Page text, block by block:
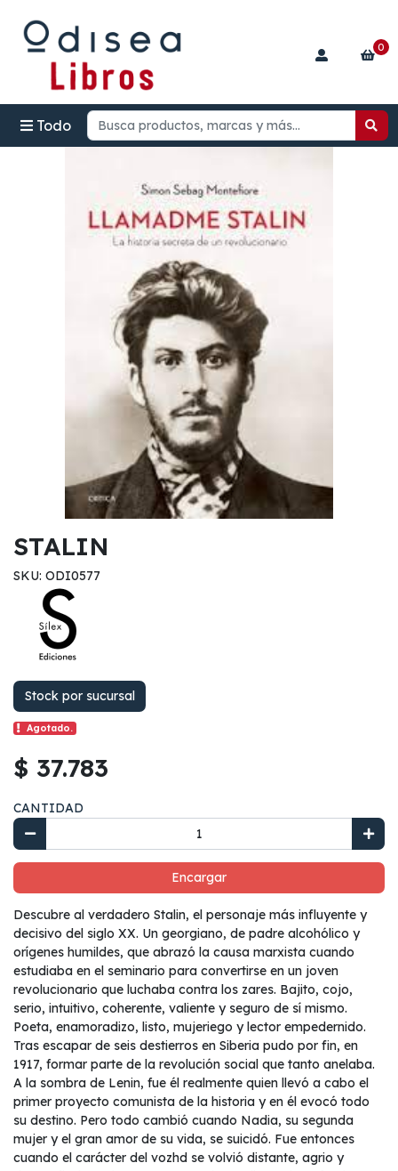
Todo
0
STALIN
SKU: ODI0577
Stock por sucursal
Agotado.
$ 37.783
CANTIDAD
Encargar
Descubre al verdadero Stalin, el personaje más influyente y
decisivo del siglo XX. Un georgiano, de padre alcohólico y
orígenes humildes, que abrazó la causa marxista cuando
estudiaba en el seminario para convertirse en un joven
revolucionario que luchaba contra los zares. Bajito, cojo,
serio, intuitivo, coherente, valiente y seguro de sí mismo.
Poeta, enamoradizo, listo, mujeriego y lector empedernido.
Tras escapar de seis destierros en Siberia pudo por fin, en
1917, formar parte de la revolución social que tanto anelaba.
A la sombra de Lenin, fue él realmente quien llevó a cabo el
primer proyecto comunista de la historia y en él evocó todo
su destino. Pero todo cambió cuando Nadia, su segunda
mujer y el gran amor de su vida, se suicidó. Fue entonces
cuando el carácter del vozhd se volvió distante, agrio y